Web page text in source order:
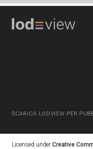
SCARICA LODVIEW PER
Licensed under Creative